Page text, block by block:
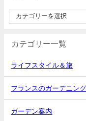
カテゴリー一覧
ライフスタイル＆旅
フランスのガーデニング
ガーデン案内